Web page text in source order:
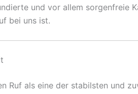
und vor allem sorgenfreie
bei uns ist.
Ruf als eine der stabilsten und